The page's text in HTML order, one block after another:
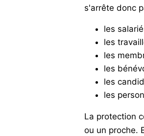
s'arrête donc
les
les
les
les
les
les
La protection
ou un proche.